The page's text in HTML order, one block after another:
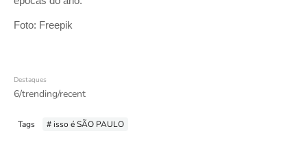
Foto: Freepik
Destaques
6/trending/recent
Tags # isso é SÃO PAULO